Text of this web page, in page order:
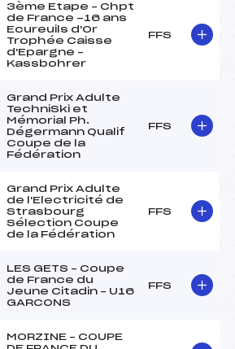
3ème Etape – Chpt
de France -16 ans
Ecureuils d'Or
Trophée Caisse
d'Epargne –
Kassbohrer
FFS
Grand Prix Adulte
TechniSki et
Mémorial Ph.
Dégermann Qualif
Coupe de la
Fédération
FFS
Grand Prix Adulte
de l'Electricité de
Strasbourg
Sélection Coupe
de la Fédération
FFS
LES GETS – Coupe
de France du
Jeune Citadin – U16
GARCONS
FFS
MORZINE – COUPE